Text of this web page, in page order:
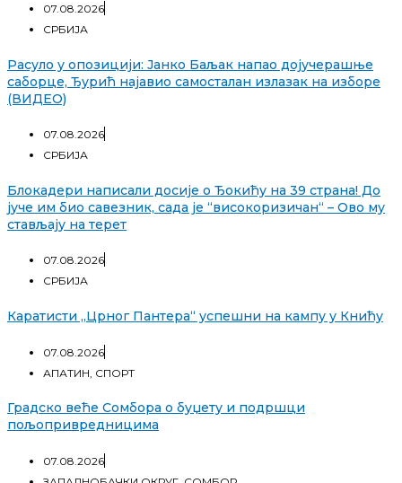
07.08.2026
СРБИЈА
Расуло у опозицији: Јанко Баљак напао дојучерашње
саборце, Ђурић најавио самосталан излазак на изборе
(ВИДЕО)
07.08.2026
СРБИЈА
Блокадери написали досије о Ђокићу на 39 страна! До
јуче им био савезник, сада је “високоризичан“ – Ово му
стављају на терет
07.08.2026
СРБИЈА
Каратисти „Црног Пантера“ успешни на кампу у Книћу
07.08.2026
АПАТИН СПОРТ
Градско веће Сомбора о буџету и подршци
пољопривредницима
07.08.2026